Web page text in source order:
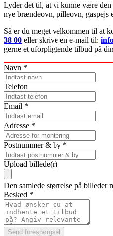
Lyder det til, at vi kunne være
nye brændeovn, pilleovn, gaspejs
Så er du meget velkommen til at
38 00 eller skrive en e-mail til:
gerne et uforpligtende tilbud på
Navn *
Telefon
Email *
Adresse *
Postnummer & by *
Upload billede(r)
Den samlede størrelse på billeder
Besked *
Send forespørgsel